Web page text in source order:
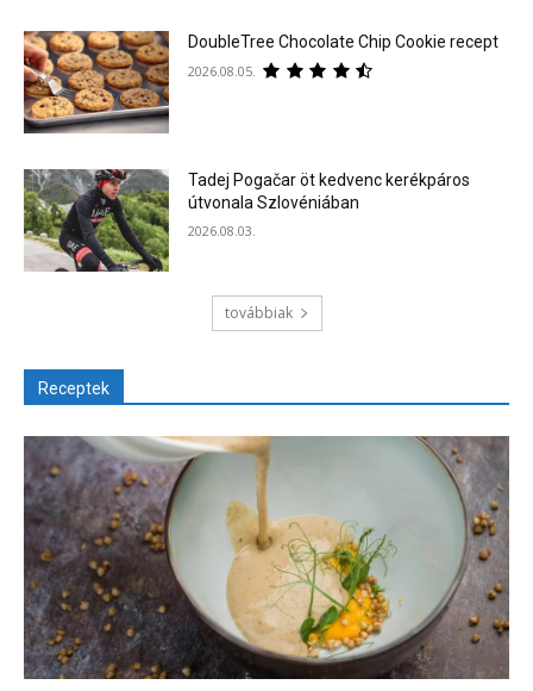
DoubleTree Chocolate Chip Cookie recept
2026.08.05.
Tadej Pogačar öt kedvenc kerékpáros
útvonala Szlovéniában
2026.08.03.
továbbiak
Receptek